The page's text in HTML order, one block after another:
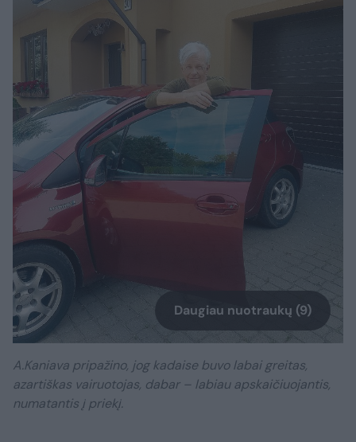
Daugiau nuotraukų (9)
A.Kaniava pripažino, jog kadaise buvo labai greitas,
azartiškas vairuotojas, dabar – labiau apskaičiuojantis,
numatantis į priekį.